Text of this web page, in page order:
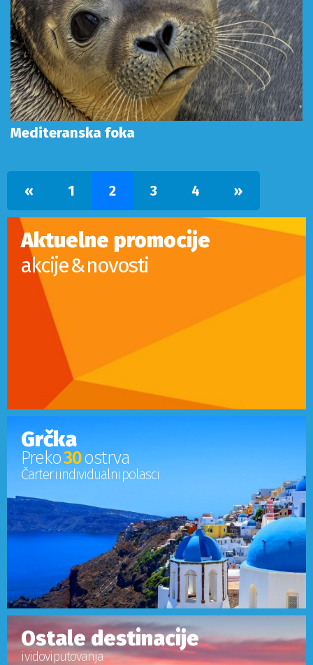
Mediteranska foka
« Prethodna
1 2 3 4 »Sledeca
Aktuelne promocije
akcije & novosti
Grčka
Preko30ostrva
Čarter i individualni polasci
Ostale destinacije
i vidovi putovanja